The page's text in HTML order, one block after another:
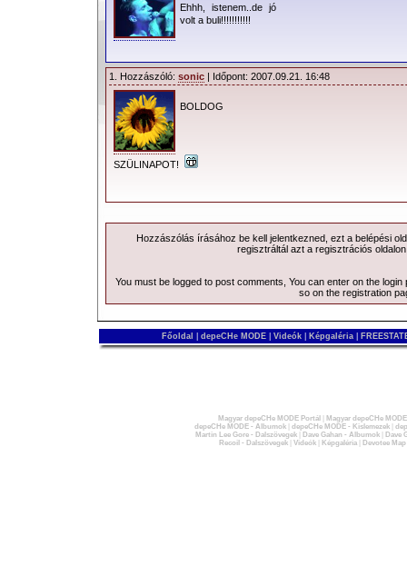
Ehhh, istenem..de jó
volt a buli!!!!!!!!!!!
1. Hozzászóló: sonic | Időpont: 2007.09.21. 16:48
BOLDOG
SZÜLINAPOT!
Hozzászólás írásához be kell jelentkezned, ezt a belépési
regisztráltál azt a regisztrációs
You must be logged to post comments, You can enter on the login
so on the registration
Főoldal depeCHe MODE Videók Képgaléria
Magyar depeCHe MODE Portál
Magyar depeCHe
depeCHe MODE - Albumok| depeCHe MODE - Kislemezek|
Martin Lee Gore - Dalszövegek| Dave Gahan - Albumok|
Dave
Recoil - Dalszövegek| Videók| Képgaléria| Devotee Map